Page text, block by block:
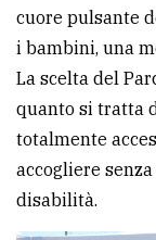
cuore pulsante
i bambini, una
La scelta del
quanto si tratta
totalmente
accogliere
disabilità.